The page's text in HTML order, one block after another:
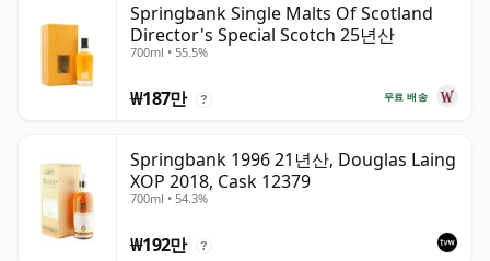
Springbank Single Malts Of Scotland
Director's Special Scotch 25년산
700ml • 55.5%
무료 배송
₩187만 ?
Springbank 1996 21년산, Douglas Laing
XOP 2018, Cask 12379
700ml • 54.3%
₩192만 ?